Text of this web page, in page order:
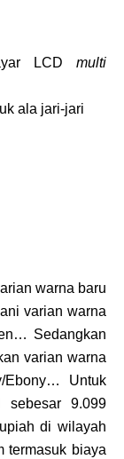
LCD multi
ala jari-jari
warna baru
varian warna
Sedangkan
varian warna
Ebony… Untuk
sebesar 9.099
di wilayah
termasuk biaya